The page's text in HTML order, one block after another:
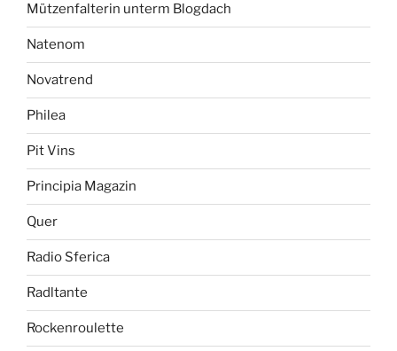
Mützenfalterin unterm Blogdach
Natenom
Novatrend
Philea
Pit Vins
Principia Magazin
Quer
Radio Sferica
Radltante
Rockenroulette